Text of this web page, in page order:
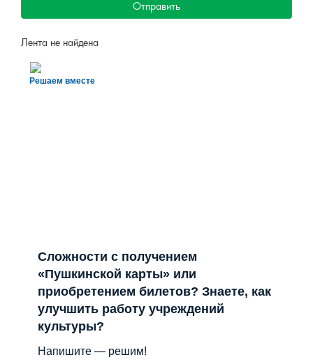
Отправить
Лента не найдена
Решаем вместе
Сложности с получением
«Пушкинской карты» или
приобретением билетов? Знаете, как
улучшить работу учреждений
культуры?
Напишите — решим!